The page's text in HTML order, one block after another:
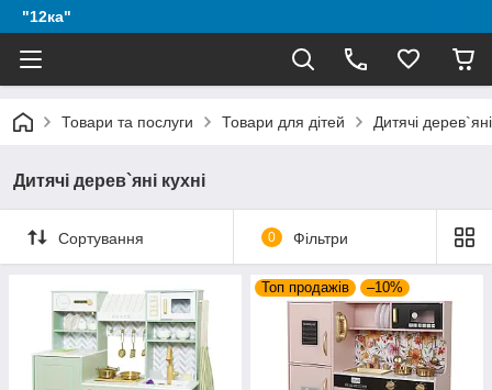
"12ка"
Товари та послуги Товари для дітей Дитячі
Дитячі дерев`яні кухні
Сортування 0 Фільтри
Топ продажів –10%